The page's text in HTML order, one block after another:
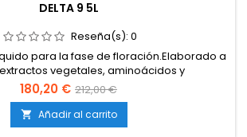
DELTA 9 5L
Reseña(s): 0
para la fase de floración.Elaborado a
vegetales, aminoácidos y
la producción de flores más
y aromáticas.Aumenta la síntesis de
esenciales.Compatible con tierra, coco e
hidroponía.
180,20 € 212,00 €
 Añadir al carrito